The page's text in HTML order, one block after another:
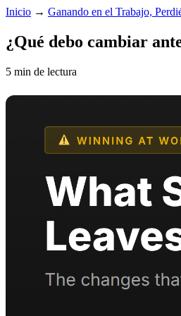
Inicio → Ganando en el Trabajo,
¿Qué debo cambiar
5 min de lectura